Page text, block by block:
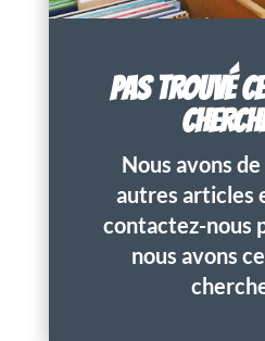
PAS TROUVÉ
Nous avons
autres articles
contactez-nous
nous avons